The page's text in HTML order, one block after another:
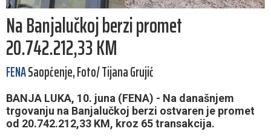
Na Banjalučkoj berzi promet
20.742.212,33 KM
FENASaopćenje, Foto/ Tijana Grujić
BANJA LUKA, 10. juna (FENA) - Na današnjem
trgovanju na Banjalučkoj berzi ostvaren je promet
od 20.742.212,33 KM, kroz 65 transakcija.